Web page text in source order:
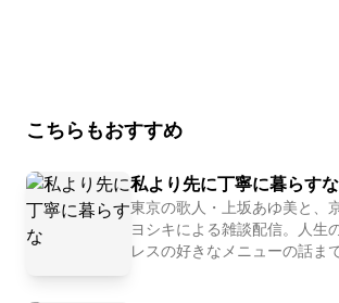
こちらもおすすめ
私より先に丁寧に暮らすな
東京の歌人・上坂あゆ美と、
ヨシキによる雑談配信。人生
レスの好きなメニューの話ま